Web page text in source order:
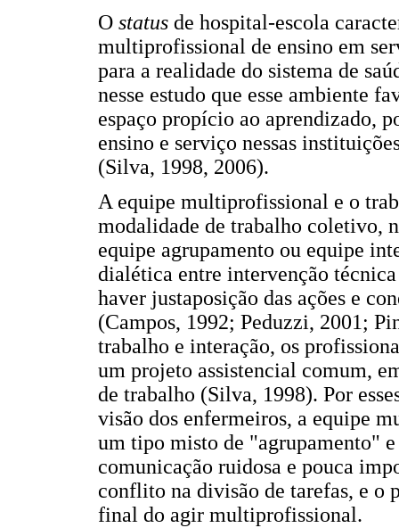
O status de hospital-escola
multiprofissional de ensino em
para a realidade do sistema de
nesse estudo que esse ambiente
espaço propício ao aprendizado,
ensino e serviço nessas
(Silva, 1998, 2006).
A equipe multiprofissional e o
modalidade de trabalho coletivo,
equipe agrupamento ou equipe
dialética entre intervenção
haver justaposição das ações e
(Campos, 1992; Peduzzi, 2001;
trabalho e interação, os
um projeto assistencial comum,
de trabalho (Silva, 1998). Por
visão dos enfermeiros, a equipe
um tipo misto de "agrupamento"
comunicação ruidosa e pouca
conflito na divisão de tarefas, e o
final do agir multiprofissional.